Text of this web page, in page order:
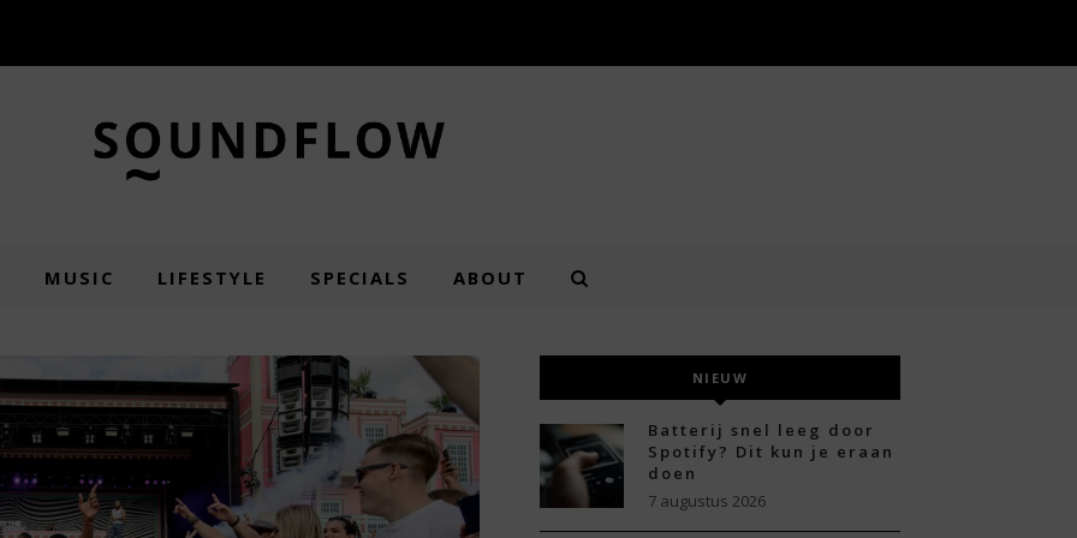
MUSIC LIFESTYLE SPECIALS ABOUT
NIEUW
Batterij snel leeg door
Spotify? Dit kun je eraan
doen
7 augustus 2026